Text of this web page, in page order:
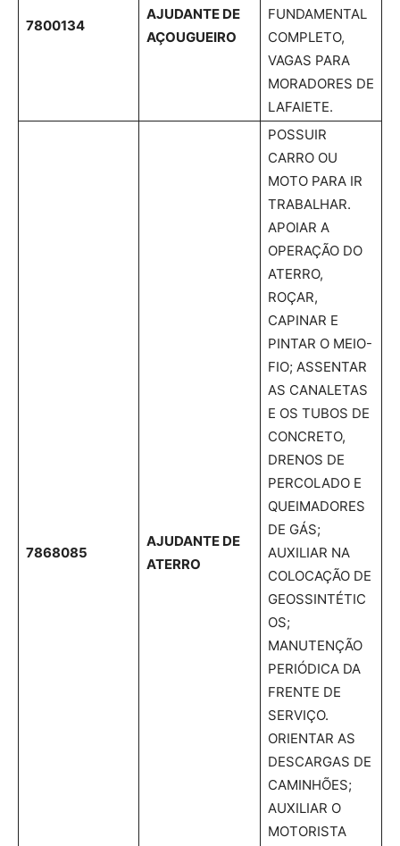
7800134
AJUDANTE DE
AÇOUGUEIRO
FUNDAMENTAL
COMPLETO,
VAGAS PARA
MORADORES DE
LAFAIETE.
7868085
AJUDANTE DE
ATERRO
POSSUIR
CARRO OU
MOTO PARA IR
TRABALHAR.
APOIAR A
OPERAÇÃO DO
ATERRO,
ROÇAR,
CAPINAR E
PINTAR O MEIO-
FIO; ASSENTAR
AS CANALETAS
E OS TUBOS DE
CONCRETO,
DRENOS DE
PERCOLADO E
QUEIMADORES
DE GÁS;
AUXILIAR NA
COLOCAÇÃO DE
GEOSSINTÉTIC
OS;
MANUTENÇÃO
PERIÓDICA DA
FRENTE DE
SERVIÇO.
ORIENTAR AS
DESCARGAS DE
CAMINHÕES;
AUXILIAR O
MOTORISTA